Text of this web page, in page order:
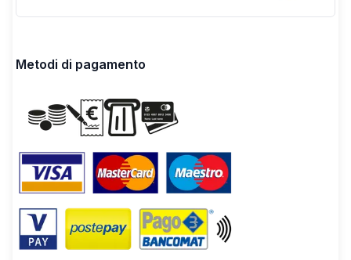
Metodi di pagamento